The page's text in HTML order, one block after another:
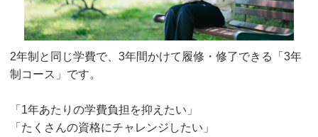
2年制と同じ学費で、3年間かけて履修・修了できる「3年
制コース」です。
「1年あたりの学費負担を抑えたい」
「たくさんの資格にチャレンジしたい」